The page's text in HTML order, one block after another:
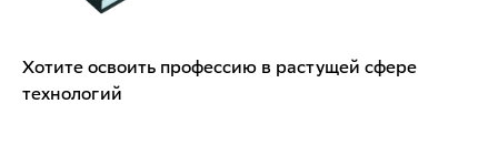
Хотите освоить профессию в растущей сфере
технологий